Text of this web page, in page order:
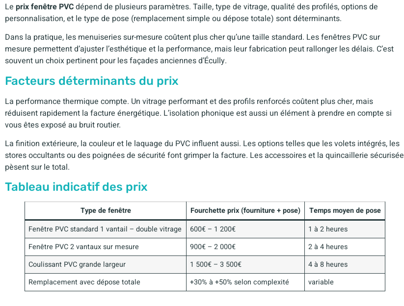
Le prix fenêtre PVCdépend de plusieurs paramètres. Taille, type de vitrage, qualité des profilés, options de
personnalisation, et le type de pose (remplacement simple ou dépose totale) sont déterminants.
Dans la pratique, les menuiseries sur-mesure coûtent plus cher qu’une taille standard. Les fenêtres PVC sur
mesure permettent d’ajuster l’esthétique et la performance, mais leur fabrication peut rallonger les délais. C’est
souvent un choix pertinent pour les façades anciennes d’Écully.
Facteurs déterminants du prix
La performance thermique compte. Un vitrage performant et des profils renforcés coûtent plus cher, mais
réduisent rapidement la facture énergétique. L’isolation phonique est aussi un élément à prendre en compte si
vous êtes exposé au bruit routier.
La finition extérieure, la couleur et le laquage du PVC influent aussi. Les options telles que les volets intégrés, les
stores occultants ou des poignées de sécurité font grimper la facture. Les accessoires et la quincaillerie sécurisée
pèsent sur le total.
Tableau indicatif des prix
Type de fenêtre Fourchette prix (fourniture + pose)
Temps moyen de pose
Fenêtre PVC standard 1 vantail – double vitrage
600€ – 1 200€
1 à 2 heures
Fenêtre PVC 2 vantaux sur mesure
900€ – 2 000€
2 à 4 heures
Coulissant PVC grande largeur
1 500€ – 3 500€
4 à 8 heures
Remplacement avec dépose totale
+30% à +50% selon complexité variable